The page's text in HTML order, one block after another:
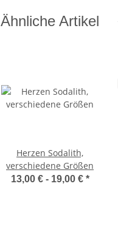
Ähnliche Artikel
Herzen Sodalith,
verschiedene Größen
13,00 € - 19,00 € *